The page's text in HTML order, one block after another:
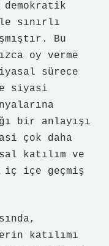
demokratik
sınırlı
Bu
oy verme
sürece
siyasi
bir anlayışı
çok daha
katılım ve
iç içe geçmiş
katılımı